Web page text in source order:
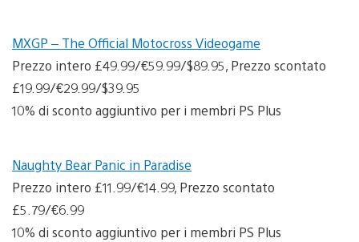
MXGP – The Official Motocross Videogame
Prezzo intero £49.99/€59.99/$89.95, Prezzo scontato
£19.99/€29.99/$39.95
10% di sconto aggiuntivo per i membri PS Plus
Naughty Bear Panic in Paradise
Prezzo intero £11.99/€14.99, Prezzo scontato
£5.79/€6.99
10% di sconto aggiuntivo per i membri PS Plus